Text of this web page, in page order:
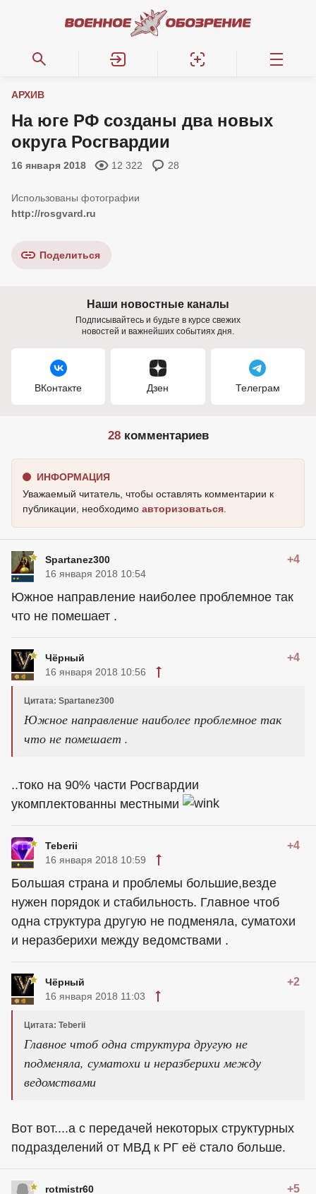
АРХИВ
На юге РФ созданы два новых
округа Росгвардии
16 января 2018 12 322 28
http://rosgvard.ru
Поделиться
Наши новостные каналы
Подписывайтесь и будьте в курсе свежих
новостей и важнейших событиях дня.
ВКонтакте Дзен Телеграм
28комментариев
ИНФОРМАЦИЯ
Уважаемый читатель, чтобы оставлять комментарии к
публикации, необходимо авторизоваться
Spartanez300 +4
16 января 2018 10:54
Южное направление наиболее проблемное так
что не помешает .
Чёрный +4
16 января 2018 10:56
Цитата: Spartanez300
Южное направление наиболее проблемное так
что не помешает .
..токо на 90% части Росгвардии
укомплектованны местными
Teberii +4
16 января 2018 10:59
Большая страна и проблемы большие,везде
нужен порядок и стабильность. Главное чтоб
одна структура другую не подменяла, суматохи
и неразберихи между ведомствами .
Чёрный +2
16 января 2018 11:03
Цитата: Teberii
Главное чтоб одна структура другую не
подменяла, суматохи и неразберихи между
ведомствами
Вот вот....а с передачей некоторых структурных
подразделений от МВД к РГ её стало больше.
rotmistr60 +5